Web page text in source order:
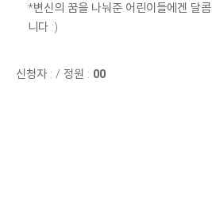
*변신의 꿈을 나눠준 어린이들에겐 달
니다 :)
신청자 : / 정원 : 00